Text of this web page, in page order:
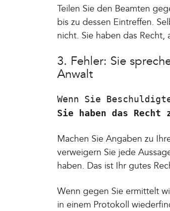
Teilen Sie den Beamten
bis zu dessen Eintreffen.
nicht. Sie haben das
3. Fehler: Sie
Anwalt
Wenn Sie
Sie haben das Recht
Machen Sie Angaben zu
verweigern Sie jede
haben. Das ist Ihr gutes
Wenn gegen Sie ermittelt
in einem Protokoll